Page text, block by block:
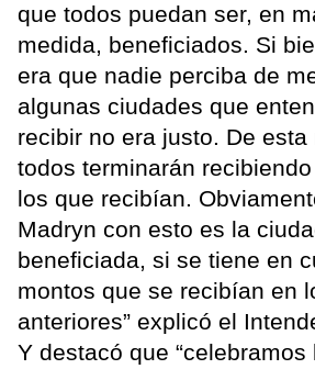
que todos puedan ser, en
medida, beneficiados. Si
era que nadie perciba de
algunas ciudades que
recibir no era justo. De esta
todos terminarán
los que recibían.
Madryn con esto es la
beneficiada, si se tiene en
montos que se recibían en
anteriores” explicó el
Y destacó que “celebramos